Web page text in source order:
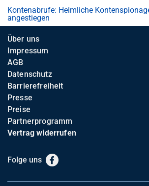
Kontenabrufe: Heimliche
angestiegen
Über uns
Impressum
AGB
Datenschutz
Barrierefreiheit
Presse
Preise
Partnerprogramm
Vertrag widerrufen
Folge uns Facebook